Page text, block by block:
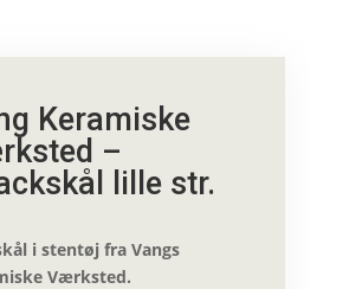
Keramiske
–
lille str.
i stentøj fra Vangs
Værksted.